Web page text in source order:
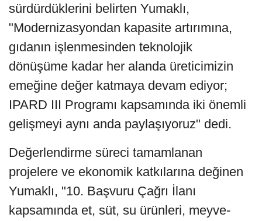
sürdürdüklerini belirten Yumaklı,
"Modernizasyondan kapasite artırımına,
gıdanın işlenmesinden teknolojik
dönüşüme kadar her alanda üreticimizin
emeğine değer katmaya devam ediyor;
IPARD III Programı kapsamında iki önemli
gelişmeyi aynı anda paylaşıyoruz" dedi.
Değerlendirme süreci tamamlanan
projelere ve ekonomik katkılarına değinen
Yumaklı, "10. Başvuru Çağrı İlanı
kapsamında et, süt, su ürünleri, meyve-